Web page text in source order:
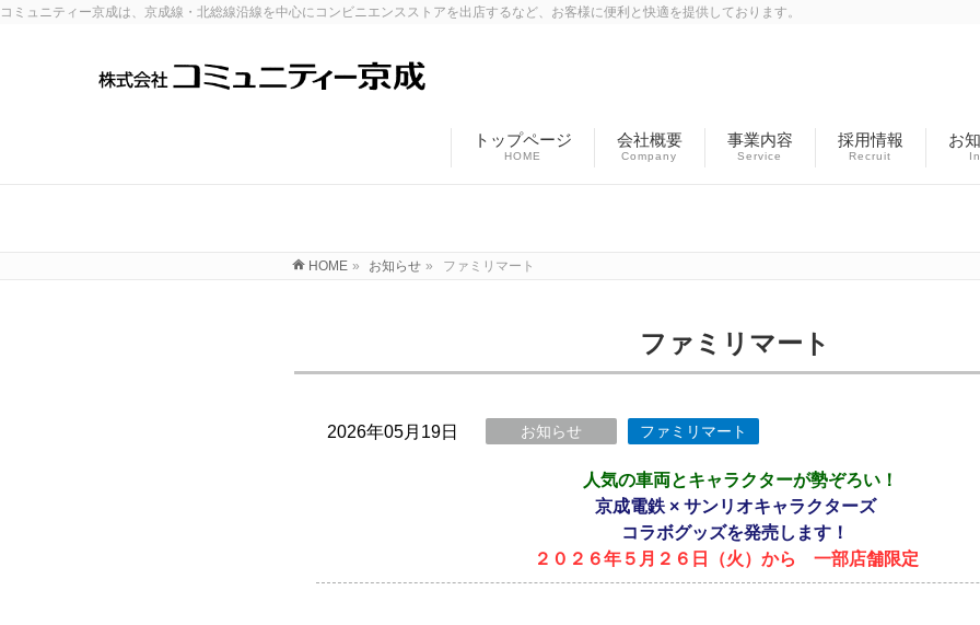
コミュニティー京成は、京成線・北総線沿線を中心にコンビニエンスストアを出店するなど、お客様に便利と快適を提供しております。
トップページ
HOME
会社概要
Company
事業内容
Service
採用情報
Recruit
お
HOME » お知らせ » ファミリマート
ファミリマート
2026年05月19日 お知らせ ファミリマート
人気の車両とキャラクターが勢ぞろい！
京成電鉄 × サンリオキャラクターズ
コラボグッズを発売します！
２０２６年５月２６日（火）から 一部店舗限定